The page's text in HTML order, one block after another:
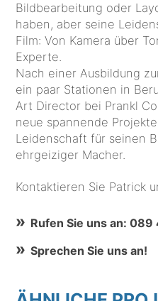
Bildbearbeitung oder
haben, aber seine
Film: Von Kamera über
Experte.
Nach einer Ausbildung
ein paar Stationen in
Art Director bei Prankl
neue spannende
Leidenschaft für seinen
ehrgeiziger Macher.
Kontaktieren Sie Patrick
Rufen Sie uns an: 089
Sprechen Sie uns an!